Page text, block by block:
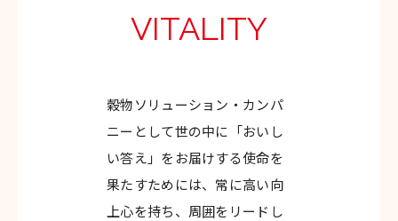
VITALITY
穀物ソリューション・カンパ
ニーとして世の中に「おいし
い答え」をお届けする使命を
果たすためには、常に高い向
上心を持ち、周囲をリードし